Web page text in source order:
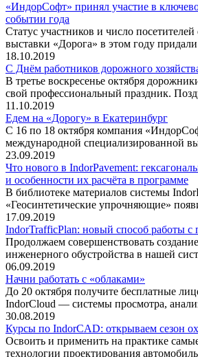
«ИндорСофт» принял участие в
событии года
Статус участников и число
выставки «Дорога» в этом году
18.10.2019
С Днём работников дорожного
В третье воскресенье октября
свой профессиональный праздник.
11.10.2019
Едем на «Дорогу» в Екатеринбург
С 16 по 18 октября компания
международной специализированной
23.09.2019
Что нового в IndorPavement:
и особенности их расчёта в программе
В библиотеке материалов системы
«Геосинтетические упрочняющие»
17.09.2019
IndorTrafficPlan: новый способ работы с
Продолжаем совершенствовать
инженерного обустройства в нашей
06.09.2019
Начни работать с «облаками»
До 20 октября получите бесплатные
IndorCloud — системы просмотра,
30.08.2019
Курсы по IndorCAD: открываем сезон
Освоить и применить на практике
технологии проектирования